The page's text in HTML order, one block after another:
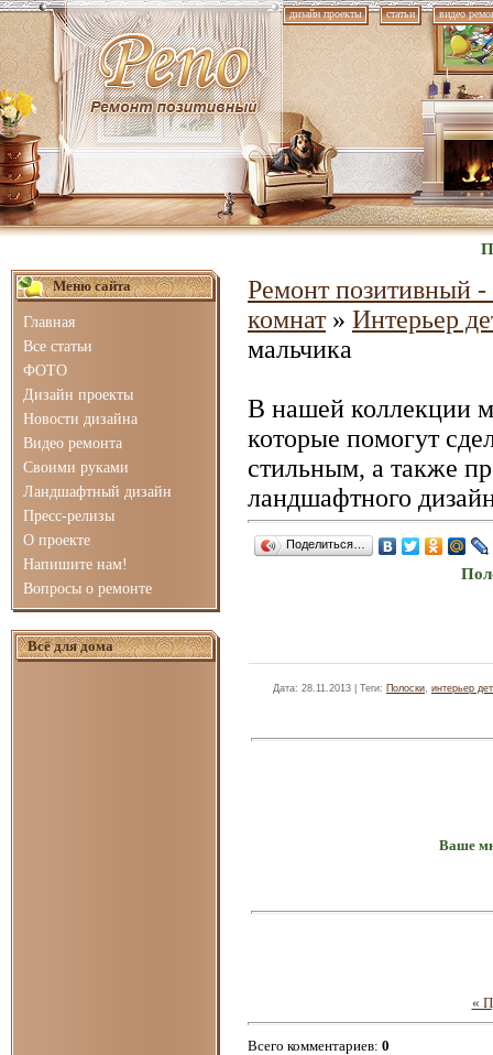
дизайн проекты статьи видео
Меню сайта
Главная
Все статьи
ФОТО
Дизайн проекты
Новости дизайна
Видео ремонта
Своими руками
Ландшафтный дизайн
Пресс-релизы
О проекте
Напишите нам!
Вопросы о ремонте
Всё для дома
Ремонт позитивный -
комнат» Интерьер
мальчика
В нашей коллекции
которые помогут
стильным, а также
ландшафтного
Поделиться…
Дата: 28.11.2013 | Теги: Полоски интерьер
Ваше
«
Всего комментариев: 0